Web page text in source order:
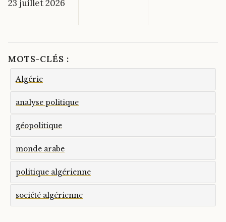
23 juillet 2026
MOTS-CLÉS :
Algérie
analyse politique
géopolitique
monde arabe
politique algérienne
société algérienne